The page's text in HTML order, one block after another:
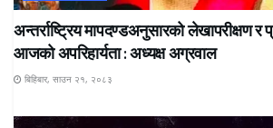
अन्तर्राष्ट्रिय मापदण्डअनुसारको लेखापरीक्षण र
आजको अपरिहार्यता : अध्यक्ष अग्रवाल
बिहिबार, साउन २१, २०८३